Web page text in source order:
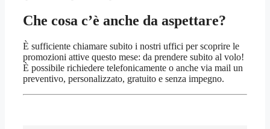
Che cosa c’è anche da aspettare?
È sufficiente chiamare subito i nostri uffici per scoprire le
promozioni attive questo mese: da prendere subito al volo!
È possibile richiedere telefonicamente o anche via mail un
preventivo, personalizzato, gratuito e senza impegno.